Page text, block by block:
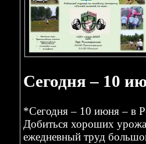
Сегодня – 10
*Сегодня – 10 июня – в
Добиться хороших
ежедневный труд